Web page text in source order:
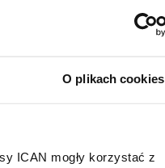
O plikach cookies
ICAN mogły korzystać z